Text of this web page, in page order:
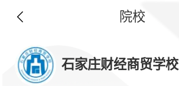
院校
石家庄财经商贸学校